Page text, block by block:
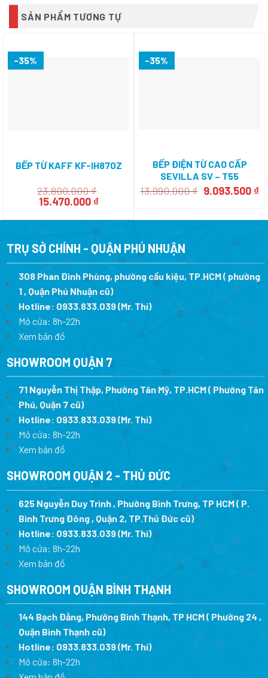
SẢN PHẨM TƯƠNG TỰ
-35%
BẾP TỪ KAFF KF-IH870Z
23.800.000₫
Giá
là:
15.470.000 ₫Giá
tại
15.470.000 ₫.
-35%
BẾP ĐIỆN TỪ CAO CẤP
SEVILLA SV – T55
13.990.000₫ Giá
13.990.000 ₫.
9.093.500 ₫
TRỤ SỞ CHÍNH - QUẬN PHÚ NHUẬN
308 Phan Đình Phùng, phường cầu kiệu, TP.HCM ( phường
1 , Quận Phú Nhuận cũ)
Hotline: 0933.833.039(Mr. Thi)
Mở cửa: 8h-22h
Xem bản đồ
SHOWROOM QUẬN 7
71 Nguyễn Thị Thập, Phường Tân Mỹ, TP.HCM ( Phường Tân
Phú, Quận 7 cũ)
Hotline: 0933.833.039(Mr. Thi)
Mở cửa: 8h-22h
Xem bản đồ
SHOWROOM QUẬN 2 - THỦ ĐỨC
625 Nguyễn Duy Trinh , Phường Bình Trưng, TP HCM ( P.
Bình Trưng Đông , Quận 2, TP.Thủ Đức cũ)
Hotline: 0933.833.039(Mr. Thi)
Mở cửa: 8h-22h
Xem bản đồ
SHOWROOM QUẬN BÌNH THẠNH
144 Bạch Đằng, Phường Bình Thạnh, TP HCM ( Phường 24 ,
Quận Bình Thạnh cũ)
Hotline: 0933.833.039(Mr. Thi)
Mở cửa: 8h-22h